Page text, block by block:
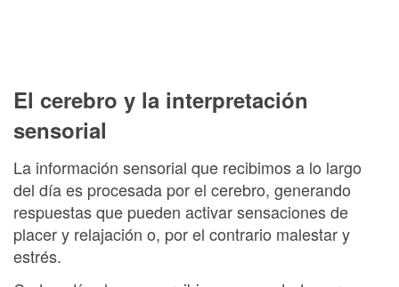
El cerebro y la interpretación
sensorial
La información sensorial que recibimos a lo largo
del día es procesada por el cerebro, generando
respuestas que pueden activar sensaciones de
placer y relajación o, por el contrario malestar y
estrés.